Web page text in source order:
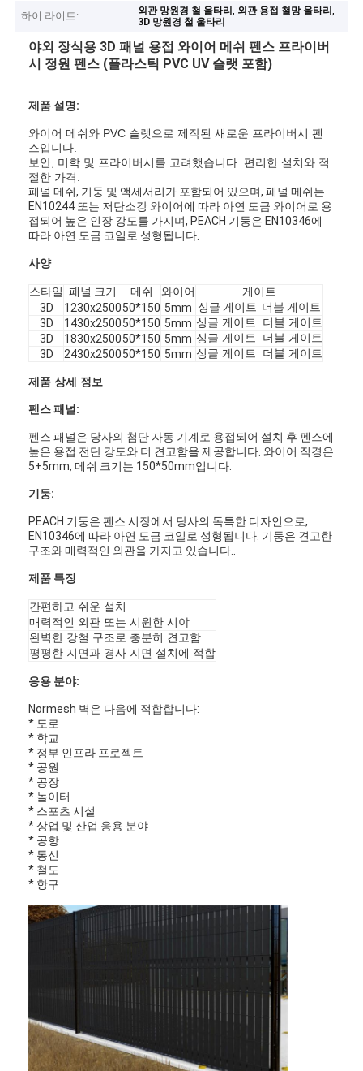
제품 소개
회사 소개
공장 투어
하이 라이트:
외관 망원경 철 울타리, 외관 용접 철망 울타리,
3D 망원경 철 울타리
야외 장식용 3D 패널 용접 와이어 메쉬 펜스 프라이버
시 정원 펜스 (플라스틱 PVC UV 슬랫 포함)
제품 설명:
와이어 메쉬와 PVC 슬랫으로 제작된 새로운 프라이버시 펜
스입니다.
보안, 미학 및 프라이버시를 고려했습니다. 편리한 설치와 적
절한 가격.
패널 메쉬, 기둥 및 액세서리가 포함되어 있으며, 패널 메쉬는
EN10244 또는 저탄소강 와이어에 따라 아연 도금 와이어로 용
접되어 높은 인장 강도를 가지며, PEACH 기둥은 EN10346에
따라 아연 도금 코일로 성형됩니다.
사양
스타일 패널 크기 메쉬 와이어
게이트
3D
1230x250050*150 5mm 싱글 게이트 더블 게이트
3D
1430x250050*150 5mm 싱글 게이트 더블 게이트
3D
1830x250050*150 5mm 싱글 게이트 더블 게이트
3D
2430x250050*150 5mm 싱글 게이트 더블 게이트
제품 상세 정보
펜스 패널:
펜스 패널은 당사의 첨단 자동 기계로 용접되어 설치 후 펜스에
높은 용접 전단 강도와 더 견고함을 제공합니다. 와이어 직경은
5+5mm, 메쉬 크기는 150*50mm입니다.
기둥:
PEACH 기둥은 펜스 시장에서 당사의 독특한 디자인으로,
EN10346에 따라 아연 도금 코일로 성형됩니다. 기둥은 견고한
구조와 매력적인 외관을 가지고 있습니다.
제품 특징
간편하고 쉬운 설치
매력적인 외관 또는 시원한 시야
완벽한 강철 구조로 충분히 견고함
평평한 지면과 경사 지면 설치에 적합
응용 분야:
Normesh 벽은 다음에 적합합니다:
* 도로
* 학교
* 정부 인프라 프로젝트
* 공원
* 공장
* 놀이터
* 스포츠 시설
* 상업 및 산업 응용 분야
* 공항
* 통신
* 철도
* 항구